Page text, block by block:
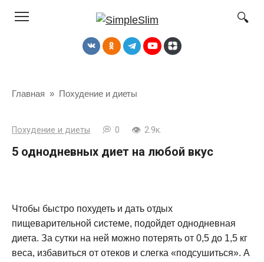
Главная » Похудение и диеты
Похудение и диеты 0 2.9к.
5 однодневных диет на любой вкус
Чтобы быстро похудеть и дать отдых
пищеварительной системе, подойдет однодневная
диета. За сутки на ней можно потерять от 0,5 до 1,5 кг
веса, избавиться от отеков и слегка «подсушиться». А